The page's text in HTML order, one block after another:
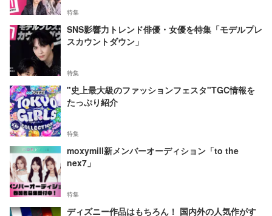
特集
SNS影響力トレンド俳優・女優を特集「モデルプレ
スカウントダウン」
特集
"史上最大級のファッションフェスタ"TGC情報を
たっぷり紹介
特集
moxymill新メンバーオーディション「to the
nex7」
特集
ディズニー作品はもちろん！ 国内外の人気作がす